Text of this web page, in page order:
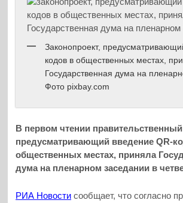
Законопроект,
кодов в общественных местах,
Государственная дума на
Фото pixbay.com
В первом чтении правительственный
предусматривающий введение QR-
общественных местах, приняла
дума на пленарном заседании в
РИА Новости сообщает, что согласно